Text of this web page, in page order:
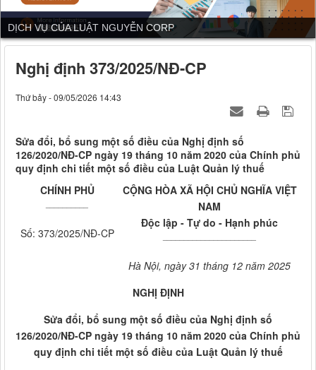
DỊCH VỤ CỦA LUẬT NGUYỄN CORP
Nghị định 373/2025/NĐ-CP
Thứ bảy - 09/05/2026 14:43
Sửa đổi, bổ sung một số điều của Nghị định số
126/2020/NĐ-CP ngày 19 tháng 10 năm 2020 của Chính phủ
quy định chi tiết một số điều của Luật Quản lý thuế
CHÍNH PHỦ
Số: 373/2025/NĐ-CP
CỘNG HÒA XÃ HỘI CHỦ NGHĨA VIỆT
NAM
Độc lập - Tự do - Hạnh phúc
Hà Nội, ngày 31 tháng 12 năm 2025
NGHỊ ĐỊNH
Sửa đổi, bổ sung một số điều của Nghị định số
126/2020/NĐ-CP ngày 19 tháng 10 năm 2020 của Chính phủ
quy định chi tiết một số điều của Luật Quản lý thuế